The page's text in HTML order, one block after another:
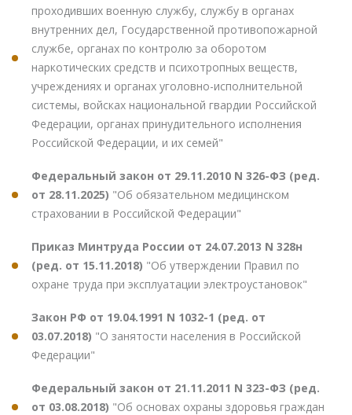
проходивших военную службу, службу в органах
внутренних дел, Государственной противопожарной
службе, органах по контролю за оборотом
наркотических средств и психотропных веществ,
учреждениях и органах уголовно-исполнительной
системы, войсках национальной гвардии Российской
Федерации, органах принудительного исполнения
Российской Федерации, и их семей"
Федеральный закон от 29.11.2010 N 326-ФЗ (ред.
от 28.11.2025) "Об обязательном медицинском
страховании в Российской Федерации"
Приказ Минтруда России от 24.07.2013 N 328н
(ред. от 15.11.2018) "Об утверждении Правил по
охране труда при эксплуатации электроустановок"
Закон РФ от 19.04.1991 N 1032-1 (ред. от
03.07.2018) "О занятости населения в Российской
Федерации"
Федеральный закон от 21.11.2011 N 323-ФЗ (ред.
от 03.08.2018) "Об основах охраны здоровья граждан